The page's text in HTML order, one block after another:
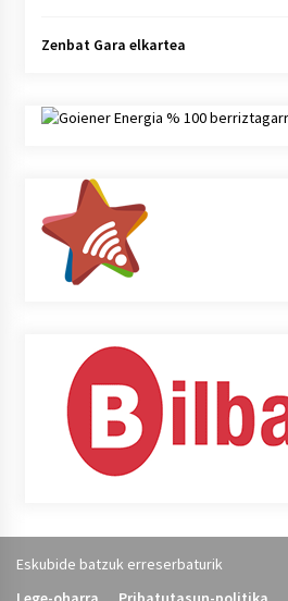
Zenbat Gara elkartea
Eskubide batzuk erreserbaturik